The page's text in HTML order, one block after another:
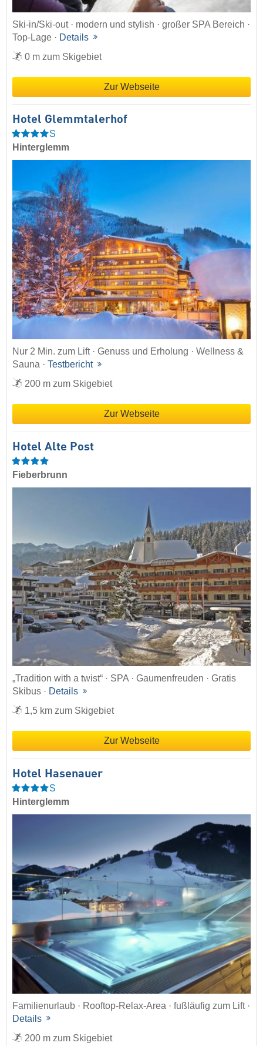
Ski-in/Ski-out · modern und stylish · großer SPA Bereich ·
Top-Lage · Details
0 m zum Skigebiet
Zur Webseite
Hotel Glemmtalerhof
S
Hinterglemm
Nur 2 Min. zum Lift · Genuss und Erholung · Wellness &
Sauna · Testbericht
200 m zum Skigebiet
Zur Webseite
Hotel Alte Post
Fieberbrunn
„Tradition with a twist“ · SPA · Gaumenfreuden · Gratis
Skibus · Details
1,5 km zum Skigebiet
Zur Webseite
Hotel Hasenauer
S
Hinterglemm
Familienurlaub · Rooftop-Relax-Area · fußläufig zum Lift ·
Details
200 m zum Skigebiet